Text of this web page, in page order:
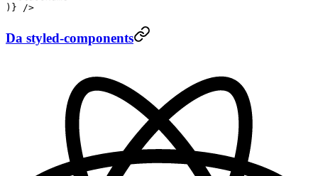
)} />
Da styled-components